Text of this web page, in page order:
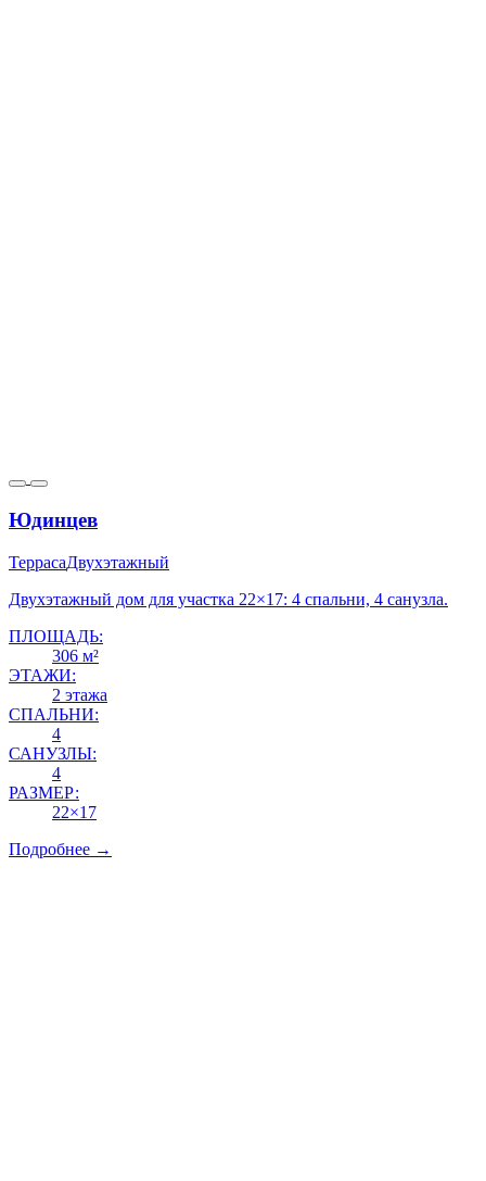
Юдинцев
ТеррасаДвухэтажный
Двухэтажный дом для участка 22×17: 4 спальни, 4 санузла.
ПЛОЩАДЬ:
306 м²
ЭТАЖИ:
2 этажа
СПАЛЬНИ:
4
САНУЗЛЫ:
4
РАЗМЕР:
22×17
Подробнее →